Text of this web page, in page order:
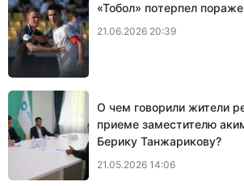
«Тобол» потерпел
21.06.2026 20:39
О чем говорили жители
приеме заместителю
Берику Танжарикову?
21.05.2026 14:06